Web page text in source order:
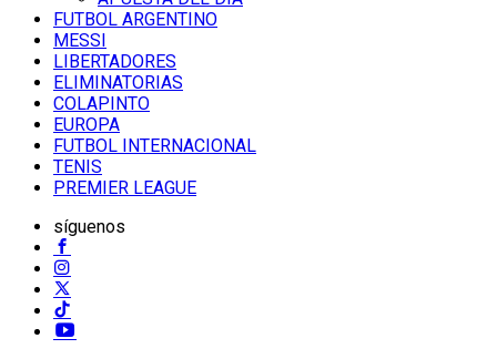
FUTBOL ARGENTINO
MESSI
LIBERTADORES
ELIMINATORIAS
COLAPINTO
EUROPA
FUTBOL INTERNACIONAL
TENIS
PREMIER LEAGUE
síguenos